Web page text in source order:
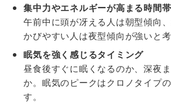
集中力やエネルギーが高まる時間帯
午前中に頭が冴える人は朝型傾向
かびやすい人は夜型傾向が強いと考
眠気を強く感じるタイミング
昼食後すぐに眠くなるのか、深夜
か。眠気のピークはクロノタイプ
す。